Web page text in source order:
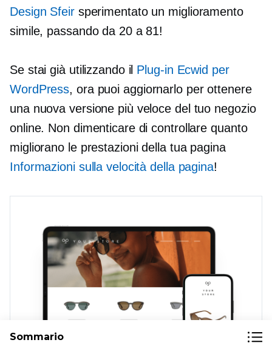
Design Sfeirsperimentato un miglioramento
simile, passando da 20 a 81!
Se stai già utilizzando il Plug-in Ecwid per
WordPress, ora puoi aggiornarlo per ottenere
una nuova versione più veloce del tuo negozio
online. Non dimenticare di controllare quanto
migliorano le prestazioni della tua pagina
Informazioni sulla velocità della pagina!
Sommario